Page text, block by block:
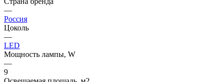
—
Россия
Цоколь
—
LED
Мощность лампы, W
—
9